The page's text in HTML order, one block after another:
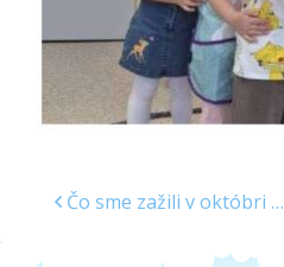
Čo sme zažili v októbri …